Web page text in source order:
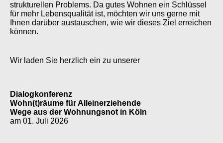
strukturellen Problems. Da gutes Wohnen ein Schlüssel
für mehr Lebensqualität ist, möchten wir uns gerne mit
Ihnen darüber austauschen, wie wir dieses Ziel erreichen
können.
Wir laden Sie herzlich ein zu unserer
Dialogkonferenz
Wohn(t)räume für Alleinerziehende
Wege aus der Wohnungsnot in Köln
am 01. Juli 2026